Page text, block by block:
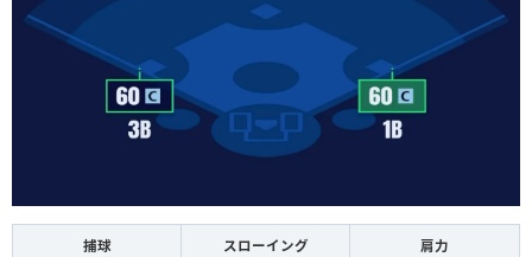
捕球 スローイング 肩力